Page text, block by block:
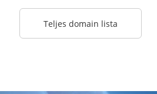
Teljes domain lista